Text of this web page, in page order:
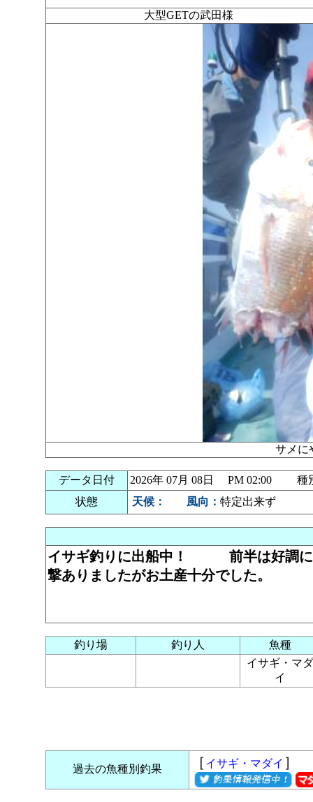
大型GETの武田様
サメ
データ日付
2026年 07月 08日 PM 02:00 種
状態
天候： 風向： 特定出来ず
イサギ釣りに出船中！ 前半は好調に
撃ありましたがお土産十分でした。
釣り場 釣り人
魚種
イサギ・マダ
イ
過去の魚種別釣果 ［ イサギ・マダイ ］